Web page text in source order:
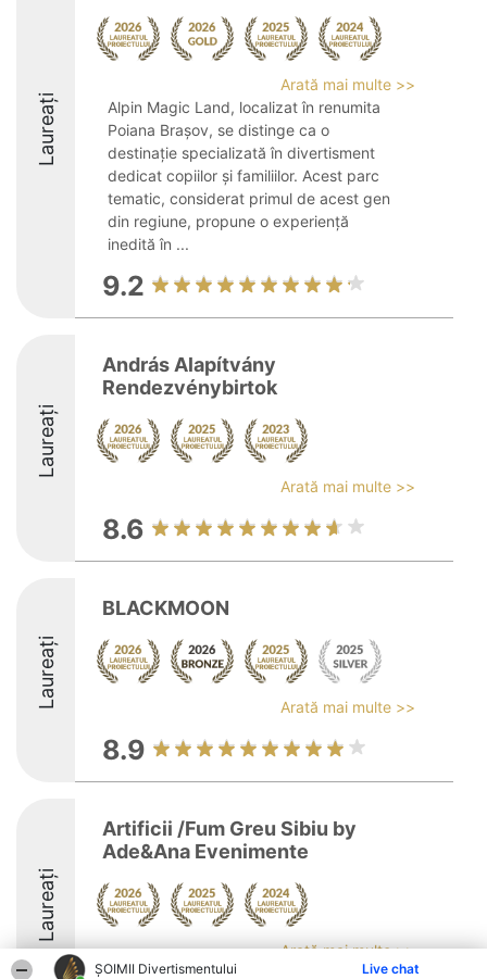
ŞOIMII Divertismentului Live chat
Laureați
Arată mai multe >>
Alpin Magic Land, localizat în renumita
Poiana Brașov, se distinge ca o
destinație specializată în divertisment
dedicat copiilor și familiilor. Acest parc
tematic, considerat primul de acest gen
din regiune, propune o experiență
inedită în ...
9.2
Laureați
András Alapítvány
Rendezvénybirtok
Arată mai multe >>
8.6
Laureați
BLACKMOON
Arată mai multe >>
8.9
Laureați
Artificii /Fum Greu Sibiu by
Ade&Ana Evenimente
Arată mai multe >>